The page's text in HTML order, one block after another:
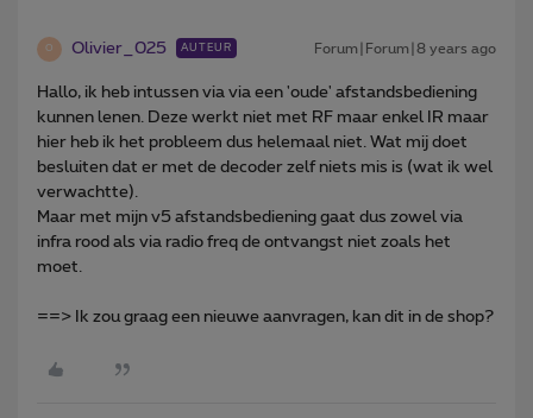
O Olivier_025 AUTEUR Forum|Forum|8 years ago
Hallo, ik heb intussen via via een 'oude' afstandsbediening
kunnen lenen. Deze werkt niet met RF maar enkel IR maar
hier heb ik het probleem dus helemaal niet. Wat mij doet
besluiten dat er met de decoder zelf niets mis is (wat ik wel
verwachtte).
Maar met mijn v5 afstandsbediening gaat dus zowel via
infra rood als via radio freq de ontvangst niet zoals het
moet.
==> Ik zou graag een nieuwe aanvragen, kan dit in de shop?